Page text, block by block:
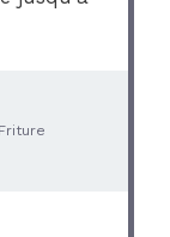
Friture